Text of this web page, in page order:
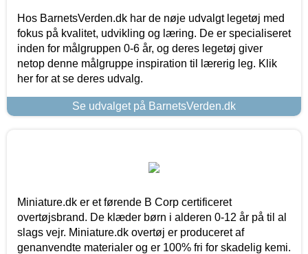
Hos BarnetsVerden.dk har de nøje udvalgt legetøj med
fokus på kvalitet, udvikling og læring. De er specialiseret
inden for målgruppen 0-6 år, og deres legetøj giver
netop denne målgruppe inspiration til lærerig leg. Klik
her for at se deres udvalg.
Se udvalget på BarnetsVerden.dk
Miniature.dk er et førende B Corp certificeret
overtøjsbrand. De klæder børn i alderen 0-12 år på til al
slags vejr. Miniature.dk overtøj er produceret af
genanvendte materialer og er 100% fri for skadelig kemi.